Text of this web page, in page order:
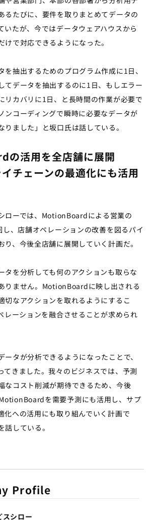
るたびに、要件を取りまとめてデータの
いたが、今ではデータウェアハウスから
けで対応できるようになった。
抽出するためのプログラム作成に1日、
てデータを抽出するのに1日、もしエラー
リカバリに1日、と長時間の作業が必要で
ンコーディングで瞬時に必要なデータが
りました」と坂口氏は話している。
活用を全店舗に展開
チェーンの最適化にも活用
ローでは、MotionBoardによる営業の
し、店舗オペレーションの改善を図るパイ
り、今後全店舗に展開していく計画だ。
を分析しても何のアクションも取らな
りません。MotionBoardに映し出される
切なアクションを取れるようにするこ
レーションを融合させることが求められ
タが分析できるようになったことで、
てきました。我々のビジネスでは、予測
なコスト削減が期待できるため、今後
を需要予測にも活用し、サプ
化への活用にも取り組んでいく計画で
している。
Profile
スシロー